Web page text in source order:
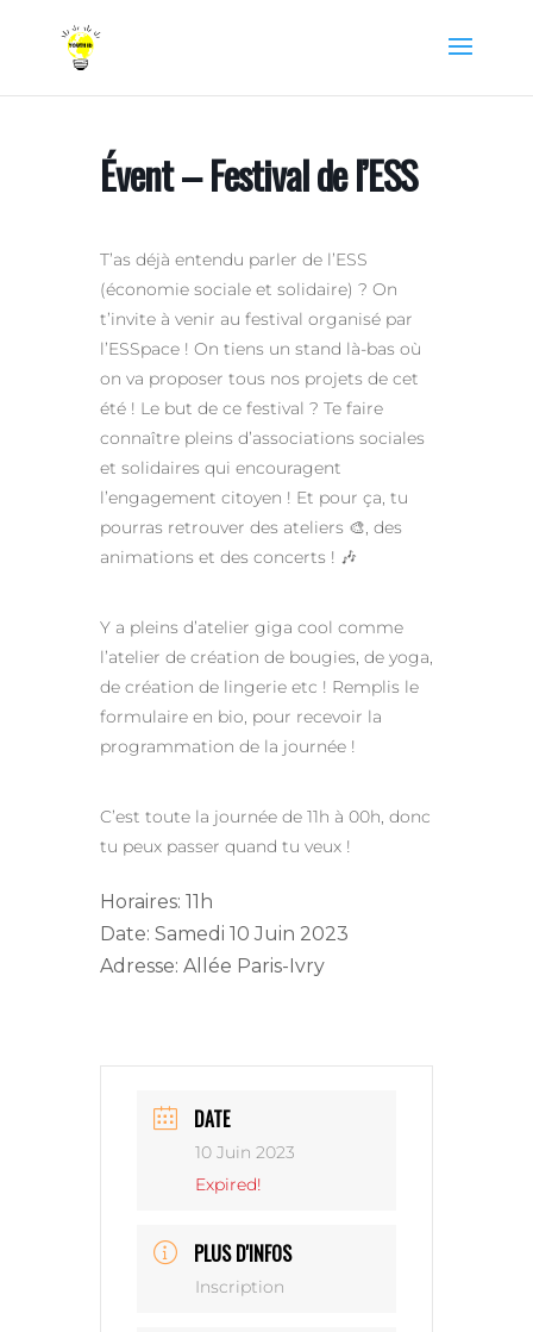
Évent – Festival de l’ESS
T’as déjà entendu parler de l’ESS
(économie sociale et solidaire) ? On
t’invite à venir au festival organisé par
l’ESSpace ! On tiens un stand là-bas où
on va proposer tous nos projets de cet
été ! Le but de ce festival ? Te faire
connaître pleins d’associations sociales
et solidaires qui encouragent
l’engagement citoyen ! Et pour ça, tu
pourras retrouver des ateliers 🎨, des
animations et des concerts ! 🎶
Y a pleins d’atelier giga cool comme
l’atelier de création de bougies, de yoga,
de création de lingerie etc ! Remplis le
formulaire en bio, pour recevoir la
programmation de la journée !
C’est toute la journée de 11h à 00h, donc
tu peux passer quand tu veux !
Horaires: 11h
Date: Samedi 10 Juin 2023
Adresse: Allée Paris-Ivry
DATE
10 Juin 2023
Expired!
PLUS D'INFOS
Inscription